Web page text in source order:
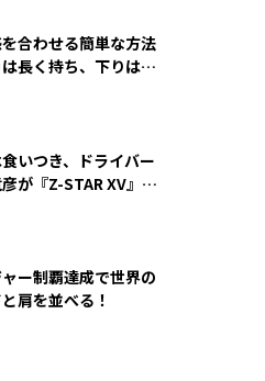
合わせる簡単な方法
長く持ち、下りは短
食いつき、ドライバー
が『Z-STAR XV』を
ー制覇達成で世界の
肩を並べる！